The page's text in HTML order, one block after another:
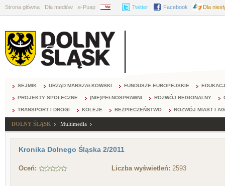
Strona główna Dla mediów e-Puap BIP Twitter Facebook Dla
SEJMIK URZĄD MARSZAŁKOWSKI FUNDUSZE EUROPEJSKIE
PROJEKTY SPOŁECZNE (NIE)PEŁNOSPRAWNI ROZWÓJ REGIONALNY
TRANSPORT I DROGI KOLEJE BEZPIECZEŃSTWO ROZWÓJ MIAST I
DOLNY ŚLĄSK Multimedia
Kronika Dolnego Śląska 2/2011
Oceń: Liczba wyświetleń: 2593